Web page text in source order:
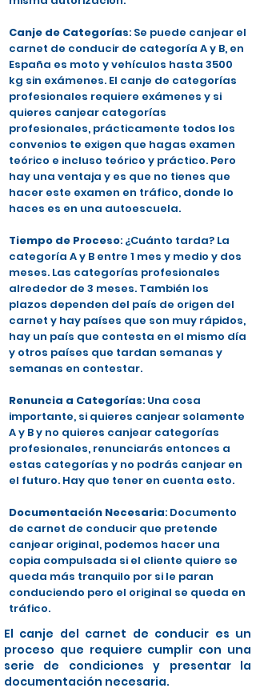
Canje de Categorías: Se puede canjear el
carnet de conducir de categoría A y B, en
España es moto y vehículos hasta 3500
kg sin exámenes. El canje de categorías
profesionales requiere exámenes y si
quieres canjear categorías
profesionales, prácticamente todos los
convenios te exigen que hagas examen
teórico e incluso teórico y práctico. Pero
hay una ventaja y es que no tienes que
hacer este examen en tráfico, donde lo
haces es en una autoescuela.
Tiempo de Proceso: ¿Cuánto tarda? La
categoría A y B entre 1 mes y medio y dos
meses. Las categorías profesionales
alrededor de 3 meses. También los
plazos dependen del país de origen del
carnet y hay países que son muy rápidos,
hay un país que contesta en el mismo día
y otros países que tardan semanas y
semanas en contestar.
Renuncia a Categorías: Una cosa
importante, si quieres canjear solamente
A y B y no quieres canjear categorías
profesionales, renunciarás entonces a
estas categorías y no podrás canjear en
el futuro. Hay que tener en cuenta esto.
Documentación Necesaria: Documento
de carnet de conducir que pretende
canjear original, podemos hacer una
copia compulsada si el cliente quiere se
queda más tranquilo por si le paran
conduciendo pero el original se queda en
tráfico.
El canje del carnet de conducir es un
proceso que requiere cumplir con una
serie de condiciones y presentar la
documentación necesaria.